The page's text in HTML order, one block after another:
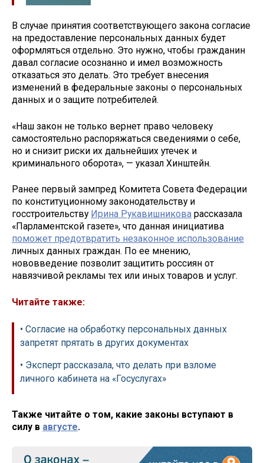
В случае принятия соответствующего закона согласие
на предоставление персональных данных будет
оформляться отдельно. Это нужно, чтобы гражданин
давал согласие осознанно и имел возможность
отказаться это делать. Это требует внесения
изменений в федеральные законы о персональных
данных и о защите потребителей.
«Наш закон не только вернет право человеку
самостоятельно распоряжаться сведениями о себе,
но и снизит риски их дальнейших утечек и
криминального оборота», — указал Хинштейн.
Ранее первый зампред Комитета Совета Федерации
по конституционному законодательству и
госстроительству Ирина Рукавишникова рассказала
«Парламентской газете», что данная инициатива
поможет предотвратить незаконное использование
личных данных граждан. По ее мнению,
нововведение позволит защитить россиян от
навязчивой рекламы тех или иных товаров и услуг.
Читайте также:
• Согласие на обработку персональных данных
запретят прятать в других документах
• Эксперт рассказала, что делать при взломе
личного кабинета на «Госуслугах»
Также читайте о том, какие законы вступают в
силу в августе.